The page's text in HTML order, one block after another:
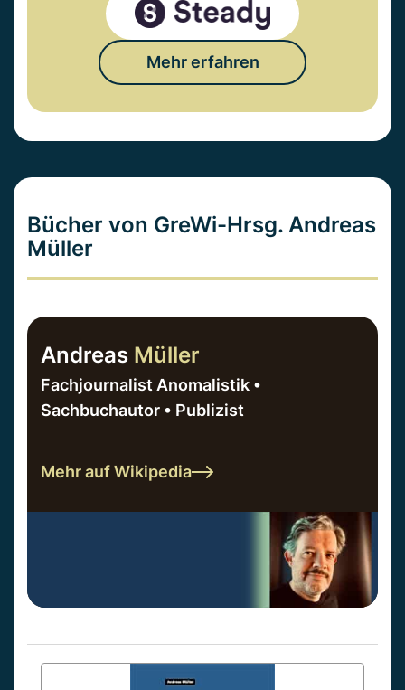
Mehr erfahren
Bücher von GreWi-Hrsg. Andreas
Müller
Andreas Müller
Fachjournalist Anomalistik •
Sachbuchautor • Publizist
Mehr auf Wikipedia